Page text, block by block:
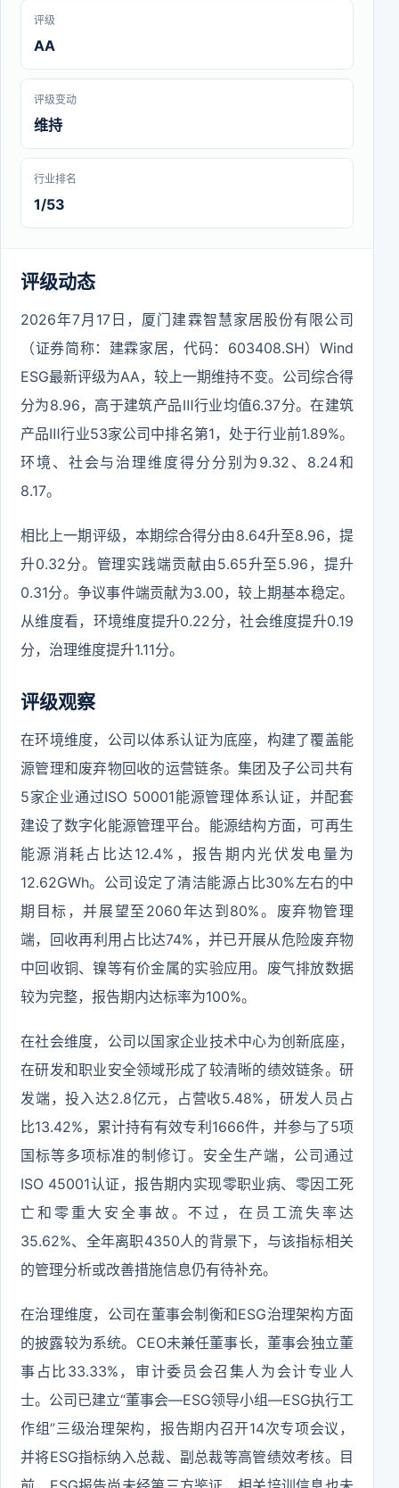
评级
AA
评级变动
维持
行业排名
1/53
评级动态
2026年7月17日，厦门建霖智慧家居股份有限公司
（证券简称：建霖家居，代码：603408.SH）Wind
ESG最新评级为AA，较上一期维持不变。公司综合得
分为8.96，高于建筑产品Ⅲ行业均值6.37分。在建筑
产品Ⅲ行业53家公司中排名第1，处于行业前1.89%。
环境、社会与治理维度得分分别为9.32、8.24和
8.17。
相比上一期评级，本期综合得分由8.64升至8.96，提
升0.32分。管理实践端贡献由5.65升至5.96，提升
0.31分。争议事件端贡献为3.00，较上期基本稳定。
从维度看，环境维度提升0.22分，社会维度提升0.19
分，治理维度提升1.11分。
评级观察
在环境维度，公司以体系认证为底座，构建了覆盖能
源管理和废弃物回收的运营链条。集团及子公司共有
5家企业通过ISO 50001能源管理体系认证，并配套
建设了数字化能源管理平台。能源结构方面，可再生
能源消耗占比达12.4%，报告期内光伏发电量为
12.62GWh。公司设定了清洁能源占比30%左右的中
期目标，并展望至2060年达到80%。废弃物管理
端，回收再利用占比达74%，并已开展从危险废弃物
中回收铜、镍等有价金属的实验应用。废气排放数据
较为完整，报告期内达标率为100%。
在社会维度，公司以国家企业技术中心为创新底座，
在研发和职业安全领域形成了较清晰的绩效链条。研
发端，投入达2.8亿元，占营收5.48%，研发人员占
比13.42%，累计持有有效专利1666件，并参与了5项
国标等多项标准的制修订。安全生产端，公司通过
ISO 45001认证，报告期内实现零职业病、零因工死
亡和零重大安全事故。不过，在员工流失率达
35.62%、全年离职4350人的背景下，与该指标相关
的管理分析或改善措施信息仍有待补充。
在治理维度，公司在董事会制衡和ESG治理架构方面
的披露较为系统。CEO未兼任董事长，董事会独立董
事占比33.33%，审计委员会召集人为会计专业人
士。公司已建立“董事会—ESG领导小组—ESG执行工
作组”三级治理架构，报告期内召开14次专项会议，
并将ESG指标纳入总裁、副总裁等高管绩效考核。目